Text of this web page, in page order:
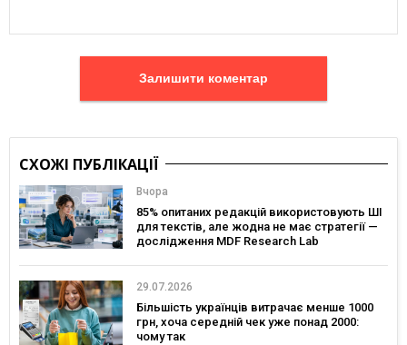
Залишити коментар
СХОЖІ ПУБЛІКАЦІЇ
Вчора
85% опитаних редакцій використовують ШІ
для текстів, але жодна не має стратегії —
дослідження MDF Research Lab
29.07.2026
Більшість українців витрачає менше 1000
грн, хоча середній чек уже понад 2000:
чому так